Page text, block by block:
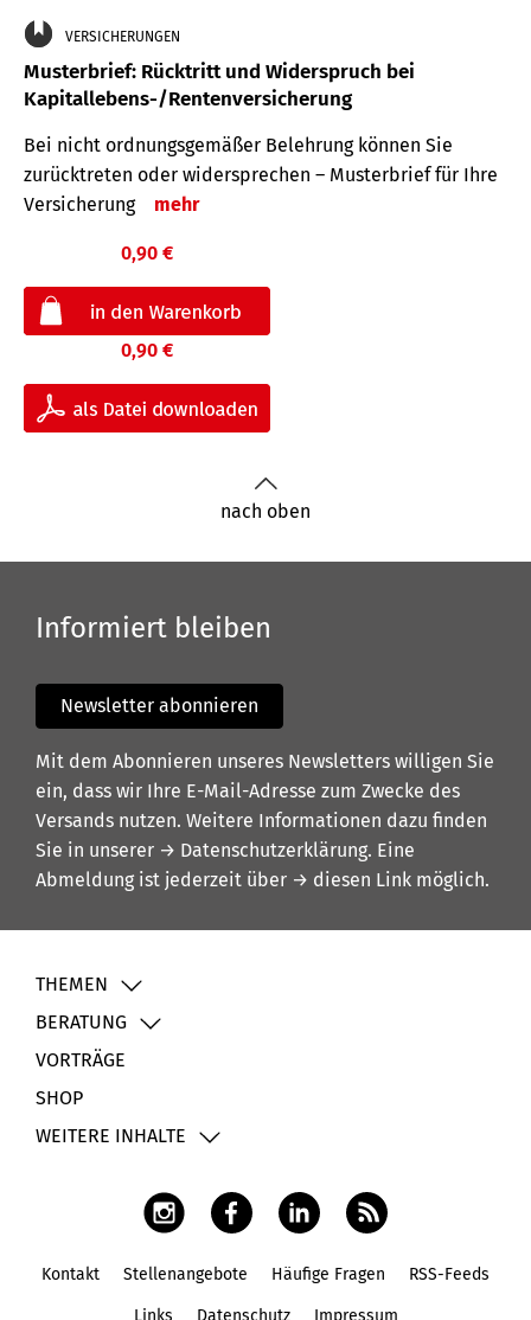
VERSICHERUNGEN
Musterbrief: Rücktritt und Widerspruch bei
Kapitallebens-/Rentenversicherung
Bei nicht ordnungsgemäßer Belehrung können Sie
zurücktreten oder widersprechen – Musterbrief für Ihre
Versicherung
mehr
0,90 €
0,90 €
nach oben
Informiert bleiben
Newsletter abonnieren
Mit dem Abonnieren unseres Newsletters willigen Sie
ein, dass wir Ihre E-Mail-Adresse zum Zwecke des
Versands nutzen. Weitere Informationen dazu finden
Sie in unserer → Datenschutzerklärung. Eine
Abmeldung ist jederzeit über → diesen Link möglich.
THEMEN
BERATUNG
VORTRÄGE
SHOP
WEITERE INHALTE
Kontakt Stellenangebote Häufige Fragen RSS-Feeds